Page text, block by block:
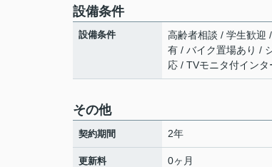
設備条件
設備条件
高齢者相談 / 学生歓迎
有 / バイク置場あり /
応 / TVモニタ付イン
その他
契約期間 2年
更新料 0ヶ月